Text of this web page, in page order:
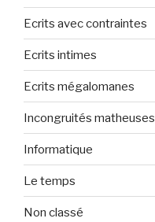
Ecrits avec contraintes
Ecrits intimes
Ecrits mégalomanes
Incongruités matheuses
Informatique
Le temps
Non classé